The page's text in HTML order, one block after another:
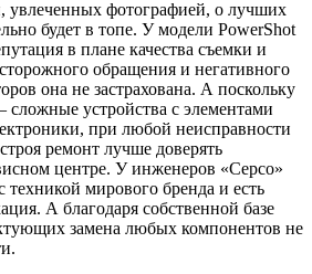
увлеченных фотографией, о лучших
будет в топе. У модели PowerShot
в плане качества съемки и
обращения и негативного
она не застрахована. А поскольку
устройства с элементами
при любой неисправности
ремонт лучше доверять
центре. У инженеров «Серсо»
мирового бренда и есть
А благодаря собственной базе
замена любых компонентов не